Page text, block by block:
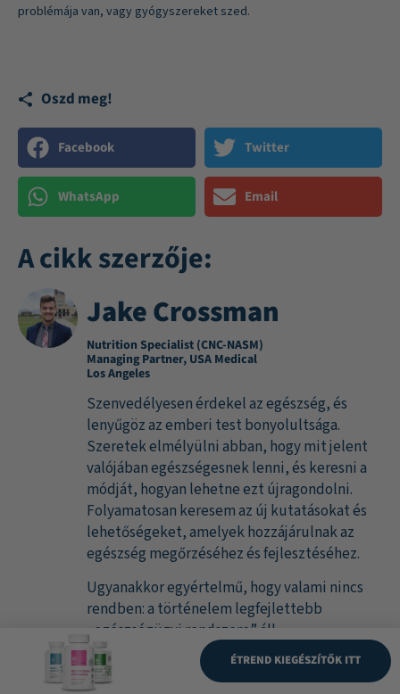
problémája van, vagy gyógyszereket szed.
Oszd meg!
Facebook Twitter
WhatsApp Email
A cikk szerzője:
Jake Crossman
Nutrition Specialist (CNC-NASM)
Managing Partner, USA Medical
Los Angeles
Szenvedélyesen érdekel az egészség, és
lenyűgöz az emberi test bonyolultsága.
Szeretek elmélyülni abban, hogy mit jelent
valójában egészségesnek lenni, és keresni a
módját, hogyan lehetne ezt újragondolni.
Folyamatosan keresem az új kutatásokat és
lehetőségeket, amelyek hozzájárulnak az
egészség megőrzéséhez és fejlesztéséhez.
Ugyanakkor egyértelmű, hogy valami nincs
rendben: a történelem legfejlettebb
„egészségügyi rendszere” áll
rendelkezésünkre, mégis milliók halnak meg
olyan betegségekben, amelyeknek már régen
ÉTREND KIEGÉSZÍTŐK ITT